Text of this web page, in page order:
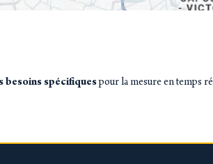
besoins spécifiquespour la mesure en temps